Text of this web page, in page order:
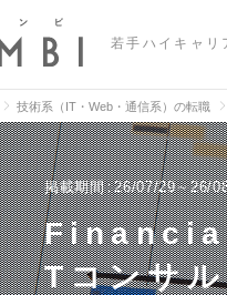
若手ハイキャリ
技術系（IT・Web・通信系）の転職
掲載期間 26/07/29～26/
Financial
Tコンサ